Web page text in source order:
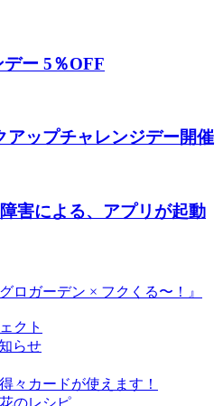
ー 5％OFF
ップチャレンジデー開催
害による、アプリが起動